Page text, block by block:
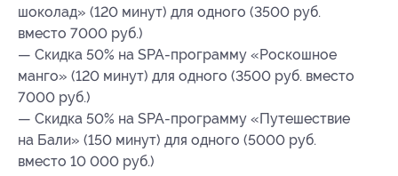
шоколад» (120 минут) для одного (3500 руб.
вместо 7000 руб.)
— Скидка 50% на SPA-программу «Роскошное
манго» (120 минут) для одного (3500 руб. вместо
7000 руб.)
— Скидка 50% на SPA-программу «Путешествие
на Бали» (150 минут) для одного (5000 руб.
вместо 10 000 руб.)